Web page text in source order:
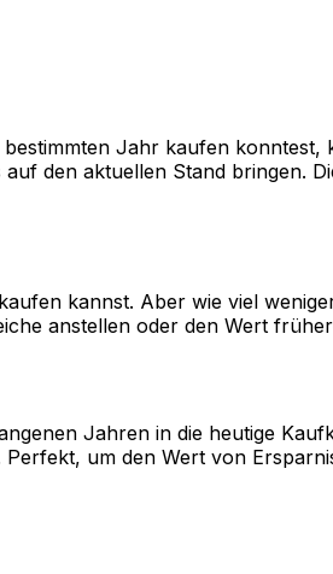
Jahr kaufen
den aktuellen Stand bringen.
kannst. Aber wie viel
anstellen oder den Wert
Jahren in die heutige
um den Wert von